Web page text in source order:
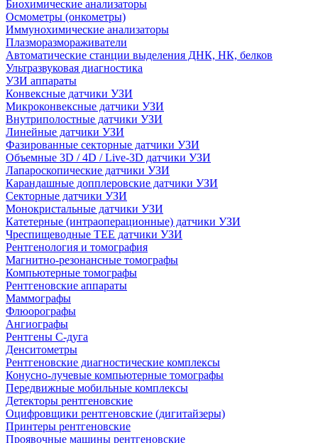
Биохимические анализаторы
Осмометры (онкометры)
Иммунохимические анализаторы
Плазморазмораживатели
Автоматические станции выделения ДНК, НК, белков
Ультразвуковая диагностика
УЗИ аппараты
Конвексные датчики УЗИ
Микроконвексные датчики УЗИ
Внутриполостные датчики УЗИ
Линейные датчики УЗИ
Фазированные секторные датчики УЗИ
Объемные 3D / 4D / Live-3D датчики УЗИ
Лапароскопические датчики УЗИ
Карандашные допплеровские датчики УЗИ
Секторные датчики УЗИ
Монокристальные датчики УЗИ
Катетерные (интраоперационные) датчики УЗИ
Чреспищеводные TEE датчики УЗИ
Рентгенология и томография
Магнитно-резонансные томографы
Компьютерные томографы
Рентгеновские аппараты
Маммографы
Флюорографы
Ангиографы
Рентгены С-дуга
Денситометры
Рентгеновские диагностические комплексы
Конусно-лучевые компьютерные томографы
Передвижные мобильные комплексы
Детекторы рентгеновские
Оцифровщики рентгеновские (дигитайзеры)
Принтеры рентгеновские
Проявочные машины рентгеновские